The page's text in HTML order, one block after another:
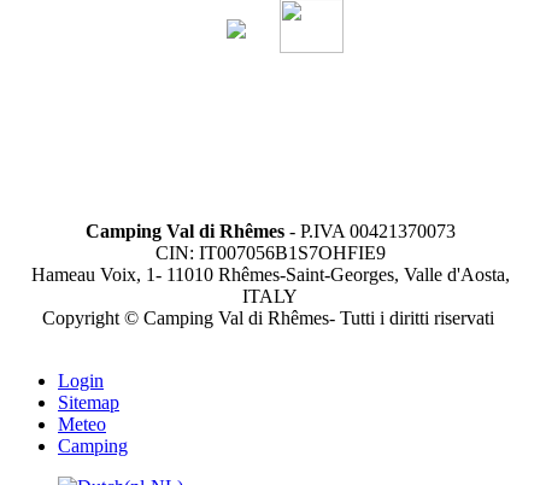
Camping Val di Rhêmes- P.IVA 00421370073
CIN: IT007056B1S7OHFIE9
Hameau Voix, 1- 11010 Rhêmes-Saint-Georges, Valle d'Aosta,
ITALY
Copyright © Camping Val di Rhêmes- Tutti i diritti riservati
Login
Sitemap
Meteo
Camping